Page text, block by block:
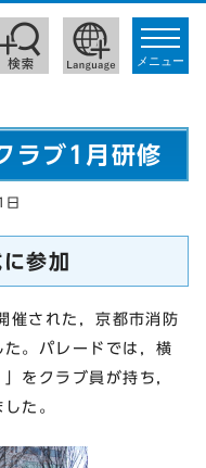
toggle
メニュー
ラブ1月研修
日
参加
された，京都市消防
。パレードでは，横
をクラブ員が持ち，
た。